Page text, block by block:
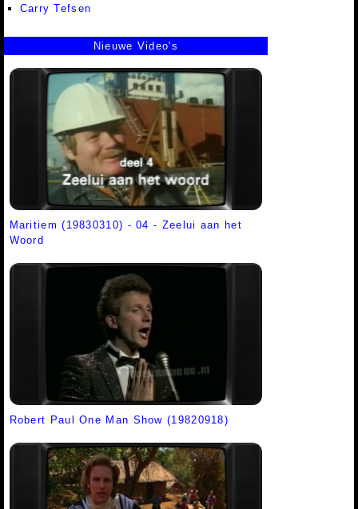
Carry Tefsen
Nieuwe Video's
Maritiem (19830310) - 04 - Zeelui aan het
Woord
Robert Paul One Man Show (19820918)